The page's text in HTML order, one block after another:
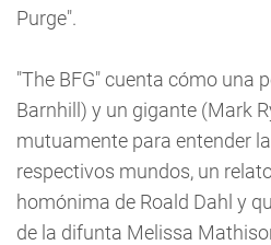
Purge".
"The BFG" cuenta cómo una
Barnhill) y un gigante (Mark
mutuamente para entender
respectivos mundos, un
homónima de Roald Dahl y
de la difunta Melissa